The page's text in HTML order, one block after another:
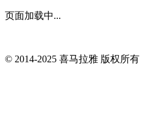
页面加载中...
© 2014-2025 喜马拉雅 版权所有